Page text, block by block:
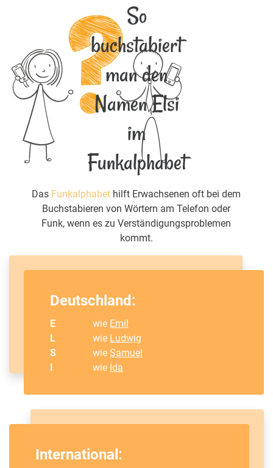
So
buchstabiert
man den
Namen Elsi
im
Funkalphabet
Das Funkalphabet hilft Erwachsenen oft bei dem
Buchstabieren von Wörtern am Telefon oder
Funk, wenn es zu Verständigungsproblemen
kommt.
Deutschland:
E wie Emil
L
wie Ludwig
S
wieSamuel
wie Ida
International: